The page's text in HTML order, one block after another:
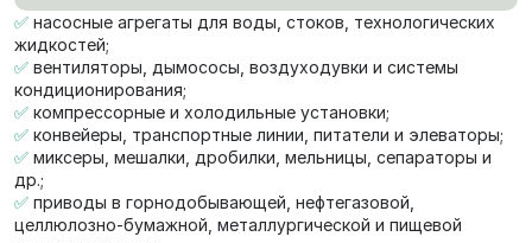
✅ насосные агрегаты для воды, стоков, технологических
жидкостей;
✅ вентиляторы, дымососы, воздуходувки и системы
кондиционирования;
✅ компрессорные и холодильные установки;
✅ конвейеры, транспортные линии, питатели и элеваторы;
✅ миксеры, мешалки, дробилки, мельницы, сепараторы и
др.;
✅ приводы в горнодобывающей, нефтегазовой,
целлюлозно-бумажной, металлургической и пищевой